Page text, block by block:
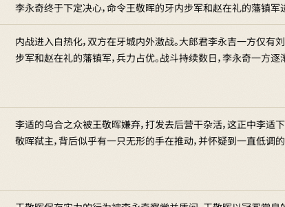
李永奇终于下定决心，命令王敬晖的牙内步军和赵在礼的藩镇
内战进入白热化，双方在牙城内外激战。大郎君李永吉一方仅有
步军和赵在礼的藩镇军，兵力占优。战斗持续数日，李永奇一方
李适的乌合之众被王敬晖嫌弃，打发去后营干杂活，这正中李适
敬晖弑主，背后似乎有一只无形的手在推动，并怀疑到一直低